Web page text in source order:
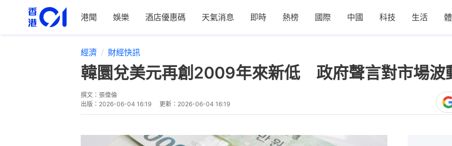
港聞 娛樂 酒店優惠碼 天氣消息 即時 熱榜 國際 中國 科技 生活
經濟 財經快訊
韓圜兌美元再創2009年來新低 政府聲言對市場波
撰文： 張偉倫
出版： 2026-06-04 16:19 更新： 2026-06-04 16:19